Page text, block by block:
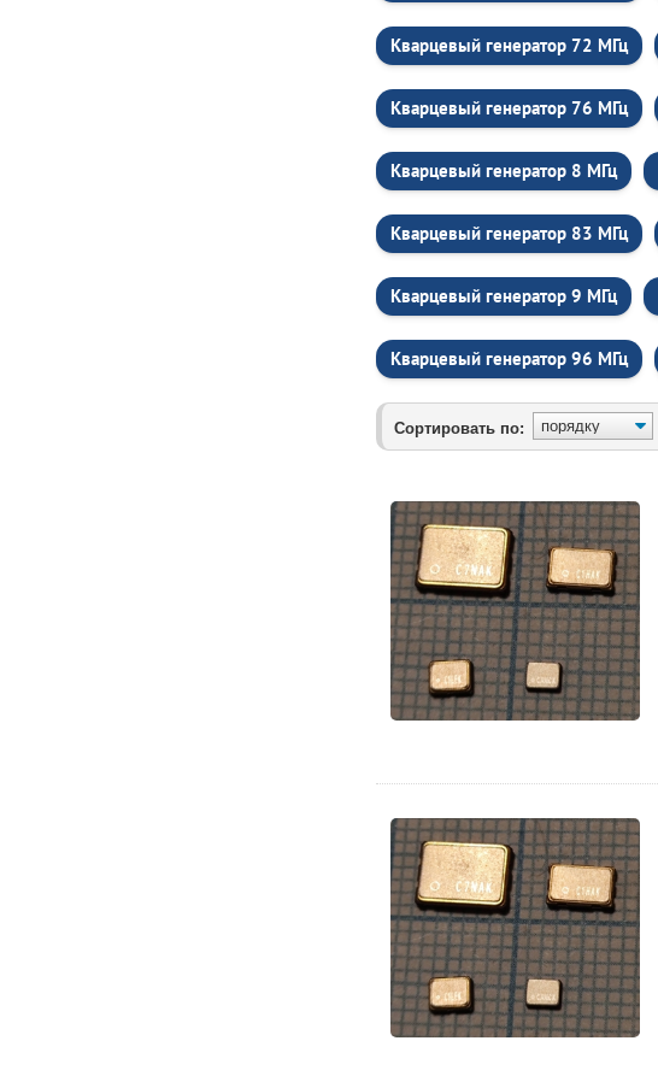
Кварцевый генератор 72 МГц
Кварцевый генератор 76 МГц
Кварцевый генератор 8 МГц
Кварцевый генератор 83 МГц
Кварцевый генератор 9 МГц
Кварцевый генератор 96 МГц
Сортировать по: